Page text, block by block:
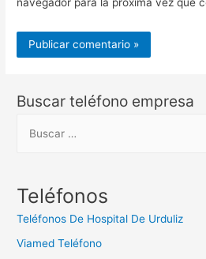
Buscar teléfono empresa
c
:
Teléfonos
Teléfonos De Hospital De Urduliz
Viamed Teléfono